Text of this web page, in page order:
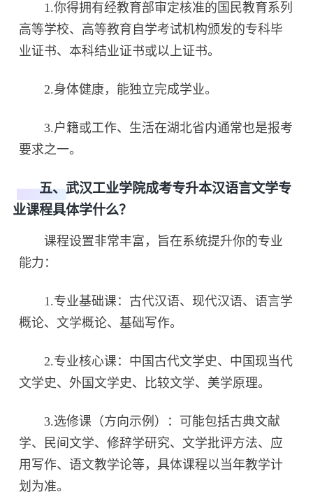
1.你得拥有经教育部审定核准的国民教育系列
高等学校、高等教育自学考试机构颁发的专科毕
业证书、本科结业证书或以上证书。
2.身体健康，能独立完成学业。
3.户籍或工作、生活在湖北省内通常也是报考
要求之一。
五、武汉工业学院成考专升本汉语言文学专
业课程具体学什么？
课程设置非常丰富，旨在系统提升你的专业
能力：
1.专业基础课：古代汉语、现代汉语、语言学
概论、文学概论、基础写作。
2.专业核心课：中国古代文学史、中国现当代
文学史、外国文学史、比较文学、美学原理。
3.选修课（方向示例）：可能包括古典文献
学、民间文学、修辞学研究、文学批评方法、应
用写作、语文教学论等，具体课程以当年教学计
划为准。